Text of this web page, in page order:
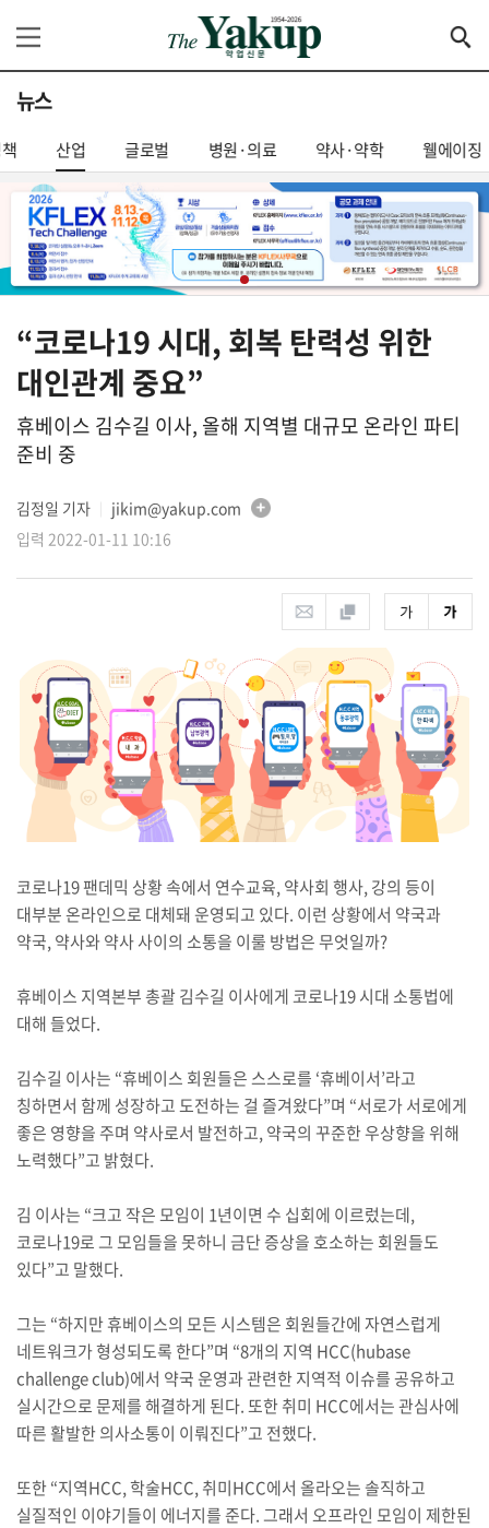
뉴스
산업 글로벌 병원·의료 약사·약학 웰에이징
“코로나19 시대, 회복 탄력성 위한
대인관계 중요”
휴베이스 김수길 이사, 올해 지역별 대규모 온라인 파티
준비 중
김정일 기자
jikim@yakup.com
입력 2022-01-11 10:16
코로나19 팬데믹 상황 속에서 연수교육, 약사회 행사, 강의 등이
대부분 온라인으로 대체돼 운영되고 있다. 이런 상황에서 약국과
약국, 약사와 약사 사이의 소통을 이룰 방법은 무엇일까?
휴베이스 지역본부 총괄 김수길 이사에게 코로나19 시대 소통법에
대해 들었다.
김수길 이사는 “휴베이스 회원들은 스스로를 ‘휴베이서’라고
칭하면서 함께 성장하고 도전하는 걸 즐겨왔다”며 “서로가 서로에게
좋은 영향을 주며 약사로서 발전하고, 약국의 꾸준한 우상향을 위해
노력했다”고 밝혔다.
김 이사는 “크고 작은 모임이 1년이면 수 십회에 이르렀는데,
코로나19로 그 모임들을 못하니 금단 증상을 호소하는 회원들도
있다”고 말했다.
그는 “하지만 휴베이스의 모든 시스템은 회원들간에 자연스럽게
네트워크가 형성되도록 한다”며 “8개의 지역 HCC(hubase
challenge club)에서 약국 운영과 관련한 지역적 이슈를 공유하고
실시간으로 문제를 해결하게 된다. 또한 취미 HCC에서는 관심사에
따른 활발한 의사소통이 이뤄진다”고 전했다.
또한 “지역HCC, 학술HCC, 취미HCC에서 올라오는 솔직하고
실질적인 이야기들이 에너지를 준다. 그래서 오프라인 모임이 제한된